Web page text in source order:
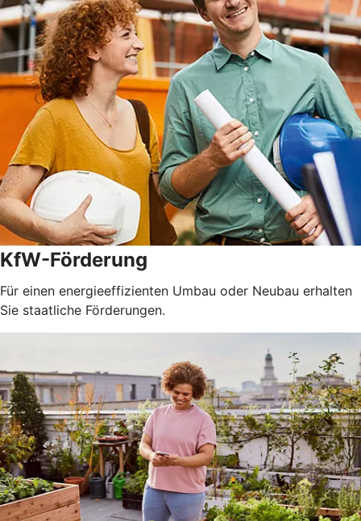
KfW-Förderung
Für einen energieeffizienten Umbau oder Neubau erhalten
Sie staatliche Förderungen.